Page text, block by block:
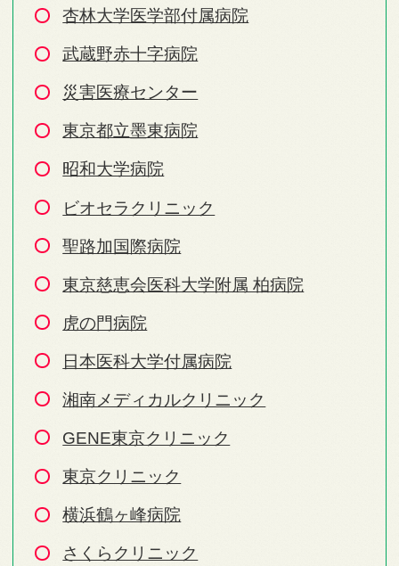
杏林大学医学部付属病院
武蔵野赤十字病院
災害医療センター
東京都立墨東病院
昭和大学病院
ビオセラクリニック
聖路加国際病院
東京慈恵会医科大学附属 柏病院
虎の門病院
日本医科大学付属病院
湘南メディカルクリニック
GENE東京クリニック
東京クリニック
横浜鶴ヶ峰病院
さくらクリニック